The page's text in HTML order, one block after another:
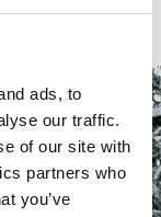
ads, to
our traffic.
of our site with
partners who
you’ve